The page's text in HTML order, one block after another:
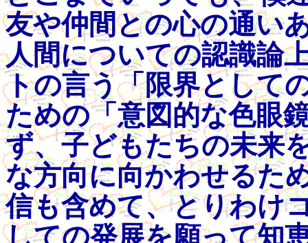
友や仲間との心の通い
人間についての認識論
トの言う「限界として
ための「意図的な色眼
ず、子どもたちの未来
な方向に向かわせるた
信も含めて、とりわけ
しての発展を願って知